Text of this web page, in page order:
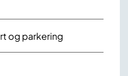
og parkering